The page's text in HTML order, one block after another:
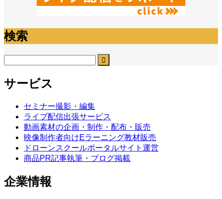
検索
サービス
セミナー撮影・編集
ライブ配信出張サービス
動画素材の企画・制作・配布・販売
映像制作者向けEラーニング教材販売
ドローンスクールポータルサイト運営
商品PR記事執筆・ブログ掲載
企業情報